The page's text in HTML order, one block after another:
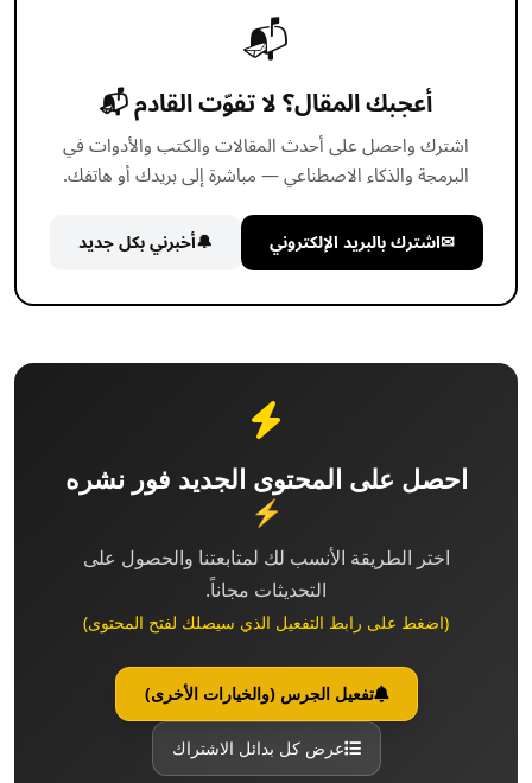
📬
أعجبك المقال؟ لا تفوّت القادم 📬
اشترك واحصل على أحدث المقالات والكتب والأدوات في
البرمجة والذكاء الاصطناعي — مباشرة إلى بريدك أو هاتفك.
✉اشترك بالبريد الإلكتروني 🔔أخبرني بكل جديد
احصل على المحتوى الجديد فور نشره
⚡
اختر الطريقة الأنسب لك لمتابعتنا والحصول على
التحديثات مجاناً.
(اضغط على رابط التفعيل الذي سيصلك لفتح المحتوى)
تفعيل الجرس (والخيارات الأخرى)
عرض كل بدائل الاشتراك